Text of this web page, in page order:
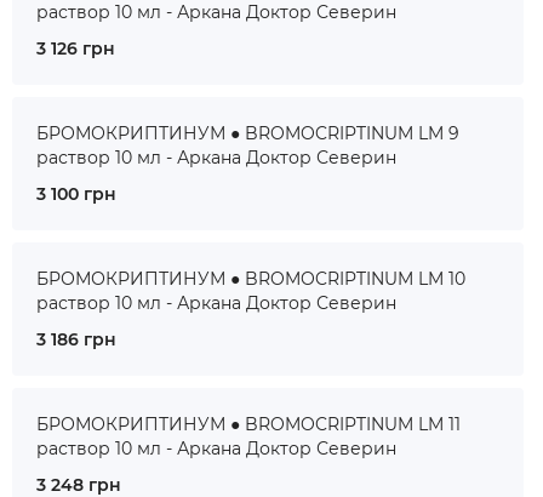
раствор 10 мл - Аркана Доктор Северин
3 126 грн
БРОМОКРИПТИНУМ ● BROMOCRIPTINUM LM 9
раствор 10 мл - Аркана Доктор Северин
3 100 грн
БРОМОКРИПТИНУМ ● BROMOCRIPTINUM LM 10
раствор 10 мл - Аркана Доктор Северин
3 186 грн
БРОМОКРИПТИНУМ ● BROMOCRIPTINUM LM 11
раствор 10 мл - Аркана Доктор Северин
3 248 грн